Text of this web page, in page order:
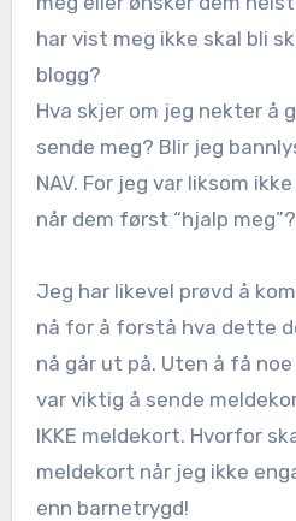
har vist meg ikke skal bli
blogg?
Hva skjer om jeg nekter å
sende meg? Blir jeg
NAV. For jeg var liksom
når dem først “hjalp meg”?
Jeg har likevel prøvd å
nå for å forstå hva dette
nå går ut på. Uten å få
var viktig å sende
IKKE meldekort. Hvorfor
meldekort når jeg ikke
enn barnetrygd!